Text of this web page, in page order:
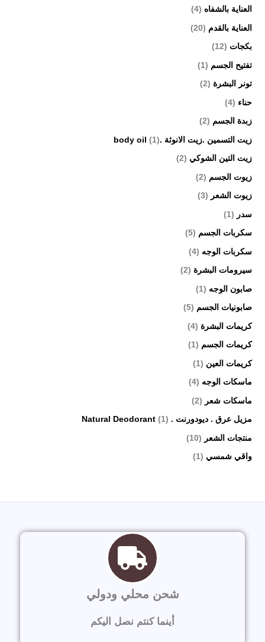
العناية بالشفاه (4)
العناية بالقدم (20)
بكجات (12)
تفتيح الجسم (1)
تونر البشرة (2)
حناء (4)
زبدة الجسم (2)
زيت التسمين .زيت الانوثة .body oil(1)
زيت التين الشوكي (2)
زيوت الجسم (2)
زيوت الشعر (3)
سدر (1)
سكربات الجسم (5)
سكربات الوجه (4)
سيرومات البشرة (2)
صابون الوجه (1)
صابونيات الجسم (5)
كريمات البشرة (4)
كريمات الجسم (1)
كريمات العين (1)
ماسكات الوجه (4)
ماسكات شعر (2)
مزيل عرق . ديودورنت . Natural Deodorant (1)
منتجات الشعر (10)
واقي شمسي (1)
شحن محلي ودولي
أينما كنتم نصل اليكم